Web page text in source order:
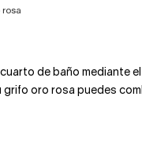
rosa
de baño mediante
oro rosa puedes